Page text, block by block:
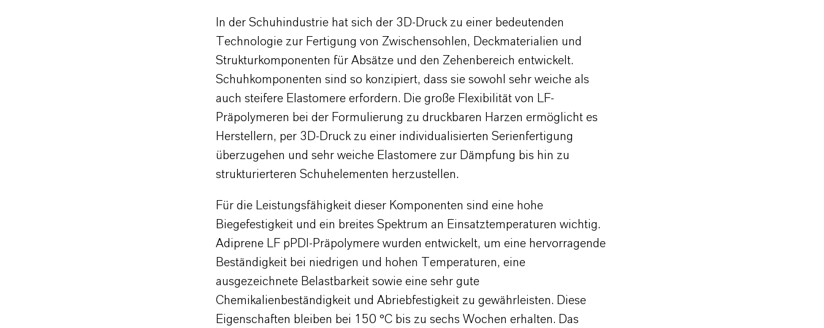
In der Schuhindustrie hat sich der 3D-Druck zu einer bedeutenden
Technologie zur Fertigung von Zwischensohlen, Deckmaterialien und
Strukturkomponenten für Absätze und den Zehenbereich entwickelt.
Schuhkomponenten sind so konzipiert, dass sie sowohl sehr weiche als
auch steifere Elastomere erfordern. Die große Flexibilität von LF-
Präpolymeren bei der Formulierung zu druckbaren Harzen ermöglicht es
Herstellern, per 3D-Druck zu einer individualisierten Serienfertigung
überzugehen und sehr weiche Elastomere zur Dämpfung bis hin zu
strukturierteren Schuhelementen herzustellen.
Für die Leistungsfähigkeit dieser Komponenten sind eine hohe
Biegefestigkeit und ein breites Spektrum an Einsatztemperaturen wichtig.
Adiprene LF pPDI-Präpolymere wurden entwickelt, um eine hervorragende
Beständigkeit bei niedrigen und hohen Temperaturen, eine
ausgezeichnete Belastbarkeit sowie eine sehr gute
Chemikalienbeständigkeit und Abriebfestigkeit zu gewährleisten. Diese
Eigenschaften bleiben bei 150 °C bis zu sechs Wochen erhalten. Das